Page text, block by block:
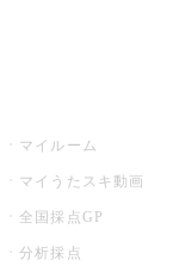
マイルーム
マイうたスキ動画
全国採点GP
分析採点